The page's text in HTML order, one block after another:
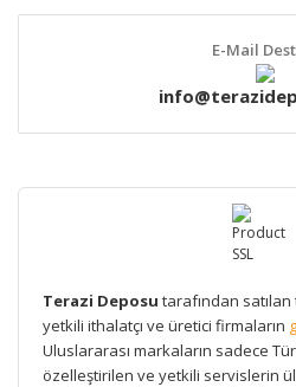
E-Mail
Terazi Deposu tarafından
yetkili ithalatçı ve üretici firmaların
Uluslararası markaların sadece
özelleştirilen ve yetkili servislerin